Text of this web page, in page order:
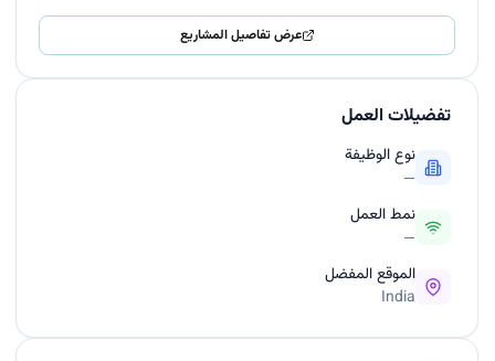
عرض تفاصيل المشاريع
تفضيلات العمل
نوع الوظيفة
—
نمط العمل
—
الموقع المفضل
India